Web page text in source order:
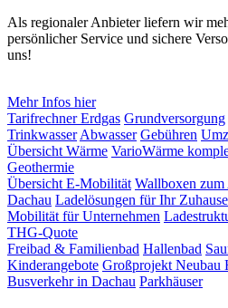
Als regionaler Anbieter liefern wir
persönlicher Service und sichere
uns!
Mehr Infos hier
Tarifrechner Erdgas Grundversorgung
Trinkwasser Abwasser Gebühren
Übersicht Wärme VarioWärme
Geothermie
Übersicht E-Mobilität Wallboxen
Dachau Ladelösungen für Ihr Zuhause
Mobilität für Unternehmen
THG-Quote
Freibad & Familienbad Hallenbad
Kinderangebote Großprojekt Neubau
Busverkehr in Dachau Parkhäuser